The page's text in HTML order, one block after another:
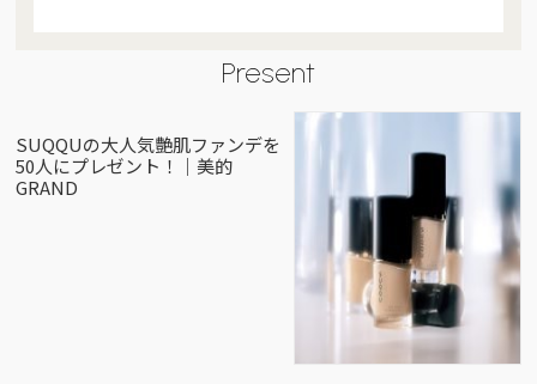
Present
SUQQUの大人気艶肌ファンデを
50人にプレゼント！｜美的
GRAND